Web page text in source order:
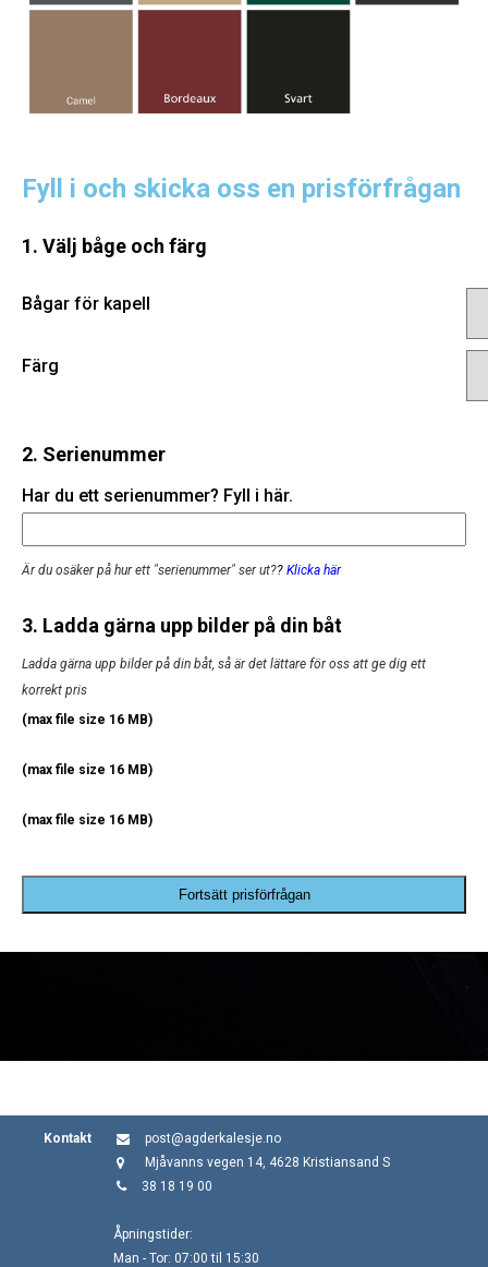
Fyll i och skicka oss en prisförfrågan
1. Välj båge och färg
Bågar för kapell
Färg
2. Serienummer
Har du ett serienummer? Fyll i här.
Är du osäker på hur ett "serienummer" ser ut?? Klicka här
3. Ladda gärna upp bilder på din båt
Ladda gärna upp bilder på din båt, så är det lättare för oss att ge dig ett
korrekt pris
(max file size 16 MB)
(max file size 16 MB)
(max file size 16 MB)
Fortsätt prisförfrågan
Kontakt
post@agderkalesje.no
Mjåvanns vegen 14, 4628 Kristiansand S
38 18 19 00
Åpningstider:
Man - Tor: 07:00 til 15:30